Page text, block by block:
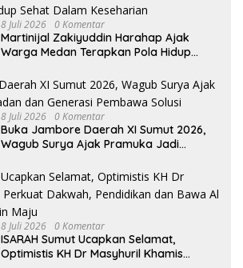
8 Juli 2026 0 Komentar
Martinijal Zakiyuddin Harahap Ajak
Warga Medan Terapkan Pola Hidup
8 Juli 2026 0 Komentar
Buka Jambore Daerah XI Sumut 2026,
Wagub Surya Ajak Pramuka Jadi
8 Juli 2026 0 Komentar
ISARAH Sumut Ucapkan Selamat,
Optimistis KH Dr Masyhuril Khamis